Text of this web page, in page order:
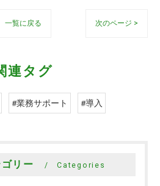
一覧に戻る 次のページ >
連タグ
#業務サポート #導入
リー Categories